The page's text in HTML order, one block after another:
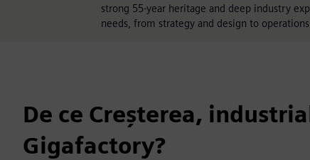
strong 55-year heritage and deep industry
needs, from strategy and design to
De ce Creșterea,
Gigafactory?